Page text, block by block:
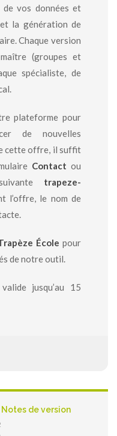
vos données et
la génération de
Chaque version
(groupes et
spécialiste, de
plateforme pour
de nouvelles
cette offre, il suffit
Contact ou
trapeze-
l’offre, le nom de
École pour
de notre outil.
jusqu’au 15
de version